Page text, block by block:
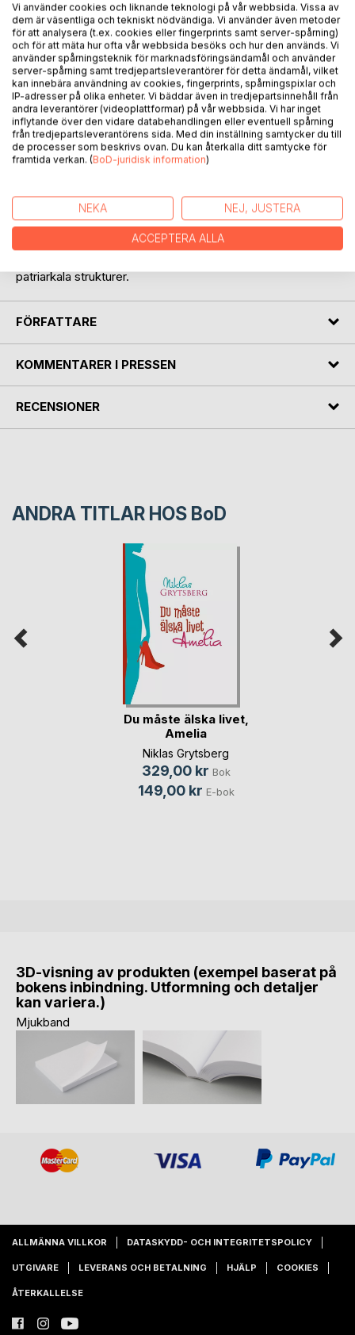
Två unga kvinnor åker utomlands på chartersemester. Bara
en av flickorna kommer hem igen. I förhören med flickan
som överlevde berättas det om hur en man vid namn
Nadeem Najari ska ha sökt upp båda flickorna på stranden
och erbjudit att förgylla deras utlandssemester avsevärt.
Frågan är: existerar den här mannen eller finns han bara i
flickans eget huvud?
Svaret tycks finnas i hennes brokiga uppväxt.
Drakar, sex och Rock n Roll är en berättelse om
maskrosbarn, om föräldrar som tar till alkoholen när
känslorna blivit för stora, men det är också en historia om
vänskapen mellan två flickor, samt om den stora längtan
patriarkala strukturer.
FÖRFATTARE
KOMMENTARER I PRESSEN
RECENSIONER
ANDRA TITLAR HOS BoD
Du måste älska livet,
Amelia
Niklas Grytsberg
329,00 kr Bok
149,00 kr E-bok
3D-visning av produkten (exempel baserat på
bokens inbindning. Utformning och detaljer
kan variera.)
Mjukband
ALLMÄNNA VILLKOR DATASKYDD- OCH INTEGRITETSPOLICY
UTGIVARE LEVERANS OCH BETALNING HJÄLP COOKIES
ÅTERKALLELSE
Vi använder cookies och liknande teknologi på vår webbsida. Vissa av
dem är väsentliga och tekniskt nödvändiga. Vi använder även metoder
för att analysera (t.ex. cookies eller fingerprints samt server-spårning)
och för att mäta hur ofta vår webbsida besöks och hur den används. Vi
använder spårningsteknik för marknadsföringsändamål och använder
server-spårning samt tredjepartsleverantörer för detta ändamål, vilket
kan innebära användning av cookies, fingerprints, spårningspixlar och
IP-adresser på olika enheter. Vi bäddar även in tredjepartsinnehåll från
andra leverantörer (videoplattformar) på vår webbsida. Vi har inget
inflytande över den vidare databehandlingen eller eventuell spårning
från tredjepartsleverantörens sida. Med din inställning samtycker du till
de processer som beskrivs ovan. Du kan återkalla ditt samtycke för
framtida verkan. (BoD-juridisk information)
NEKA NEJ, JUSTERA
ACCEPTERA ALLA